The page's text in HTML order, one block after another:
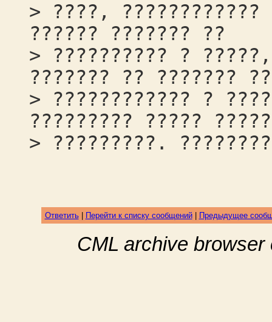
> ????,
?????? ??????? ??
> ?????????? ?
??????? ?? ???????
> ???????????? ?
????????? ?????
> ?????????.
Ответить| Перейти к списку сообщений| Предыдущее
CML archive